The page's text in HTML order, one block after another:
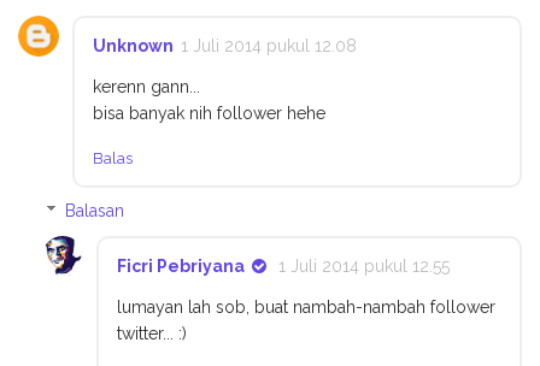
Unknown 1 Juli 2014 pukul 12.08
kerenn gann...
bisa banyak nih follower hehe
Balas
Balasan
Ficri Pebriyana 1 Juli 2014 pukul 12.55
lumayan lah sob, buat nambah-nambah follower
twitter... :)